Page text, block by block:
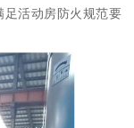
足活动房防火规范要